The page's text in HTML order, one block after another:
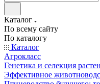
Каталог
По всему сайту
По каталогу
Каталог
Агрокласс
Генетика и селекция
Эффективное